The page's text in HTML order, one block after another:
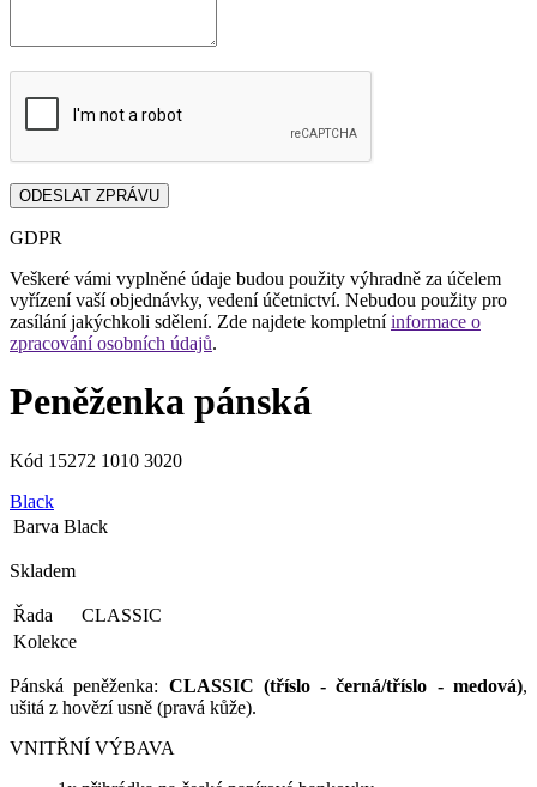
GDPR
Veškeré vámi vyplněné údaje budou použity výhradně za účelem
vyřízení vaší objednávky, vedení účetnictví. Nebudou použity pro
zasílání jakýchkoli sdělení. Zde najdete kompletníinformace o
zpracování osobních údajů.
Peněženka pánská
Kód 15272 1010 3020
Black
Barva Black
Skladem
Řada
CLASSIC
Kolekce
Pánská peněženka: CLASSIC (tříslo - černá/tříslo - medová),
ušitá z hovězí usně (pravá kůže).
VNITŘNÍ VÝBAVA